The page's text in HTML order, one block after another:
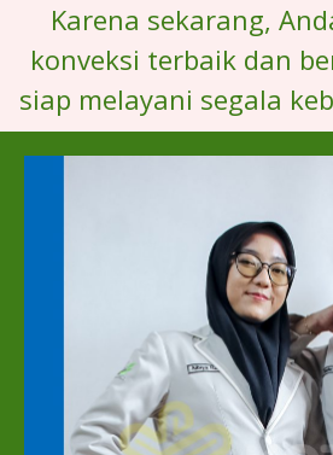
Karena sekarang,
konveksi terbaik dan
siap melayani segala